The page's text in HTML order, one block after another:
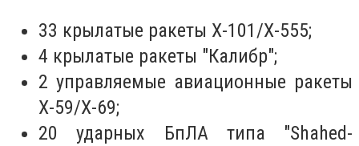
33 крылатые ракеты Х-101/Х-555;
4 крылатые ракеты "Калибр";
2 управляемые авиационные ракеты
Х-59/Х-69;
20 ударных БпЛА типа "Shahed-